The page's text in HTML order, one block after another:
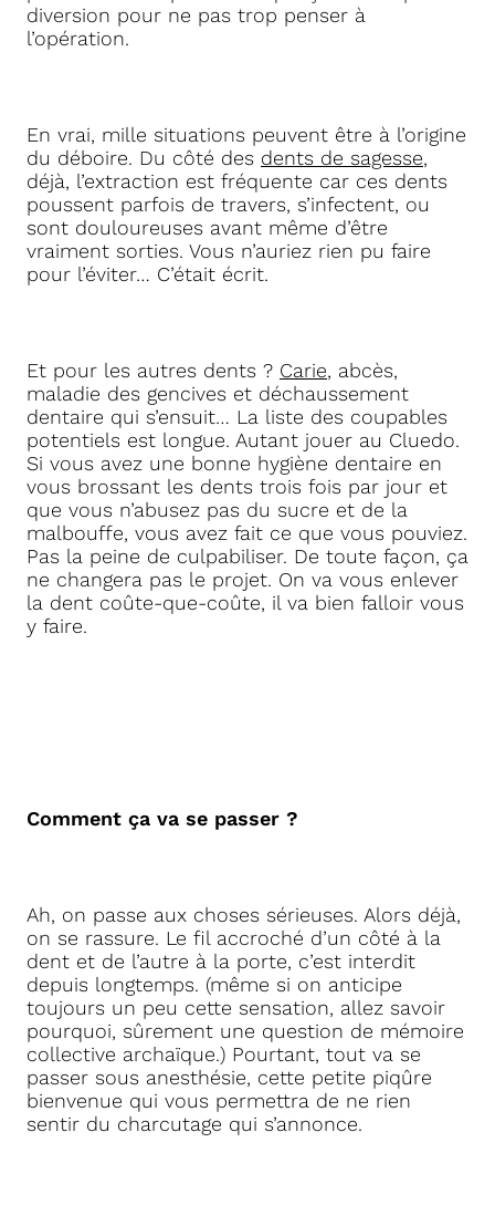
diversion pour ne pas trop penser à
l’opération.
En vrai, mille situations peuvent être à l’origine
du déboire. Du côté des dents de sagesse,
déjà, l’extraction est fréquente car ces dents
poussent parfois de travers, s’infectent, ou
sont douloureuses avant même d’être
vraiment sorties. Vous n’auriez rien pu faire
pour l’éviter… C’était écrit.
Et pour les autres dents ? Carie, abcès,
maladie des gencives et déchaussement
dentaire qui s’ensuit… La liste des coupables
potentiels est longue. Autant jouer au Cluedo.
Si vous avez une bonne hygiène dentaire en
vous brossant les dents trois fois par jour et
que vous n’abusez pas du sucre et de la
malbouffe, vous avez fait ce que vous pouviez.
Pas la peine de culpabiliser. De toute façon, ça
ne changera pas le projet. On va vous enlever
la dent coûte-que-coûte, il va bien falloir vous
y faire.
Comment ça va se passer ?
Ah, on passe aux choses sérieuses. Alors déjà,
on se rassure. Le fil accroché d’un côté à la
dent et de l’autre à la porte, c’est interdit
depuis longtemps. (même si on anticipe
toujours un peu cette sensation, allez savoir
pourquoi, sûrement une question de mémoire
collective archaïque.) Pourtant, tout va se
passer sous anesthésie, cette petite piqûre
bienvenue qui vous permettra de ne rien
sentir du charcutage qui s’annonce.